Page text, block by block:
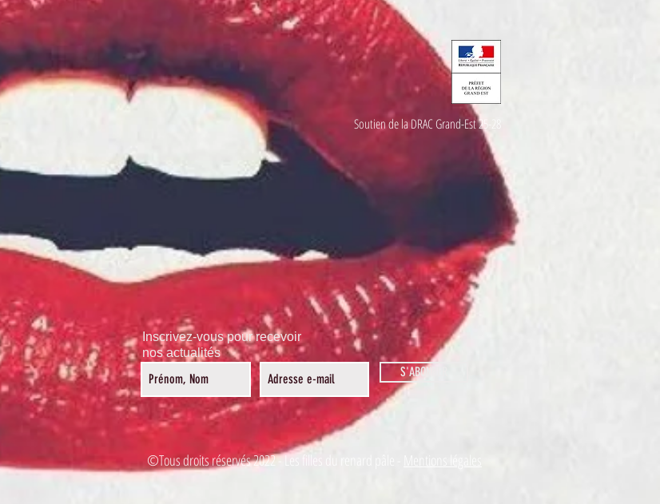
Soutien de la DRAC Grand-Est 25-28
Inscrivez-vous pour recevoir
nos actualités
S'ABONNER
©Tous droits réservés 2022 - Les filles du renard pâle -